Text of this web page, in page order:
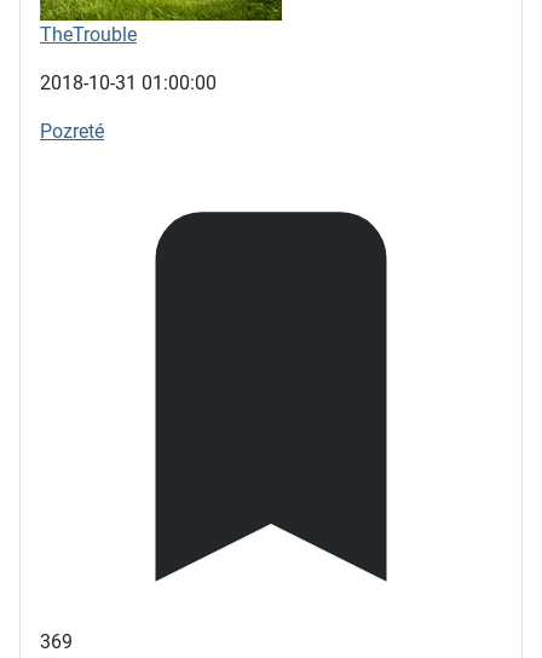
TheTrouble
2018-10-31 01:00:00
Pozreté
369